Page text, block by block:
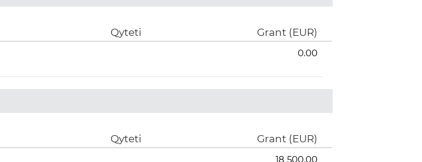
Qyteti Grant (EUR)
0.00
Qyteti Grant (EUR)
18 500.00